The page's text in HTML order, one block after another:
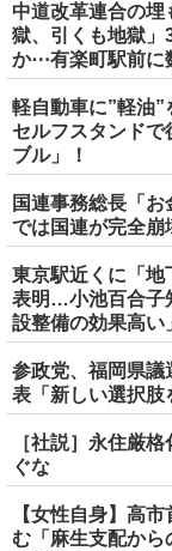
中道改革連合の
獄、引くも地獄」
か⋯有楽町駅前に
軽自動車に”軽油”
セルフスタンドで
ブル」！
国連事務総長「
では国連が完全崩
東京駅近くに「地
表明…小池百合子
設整備の効果高い
参政党、福岡県
表「新しい選択肢
［社説］永住厳
ぐな
【女性自身】高
む「麻生支配か